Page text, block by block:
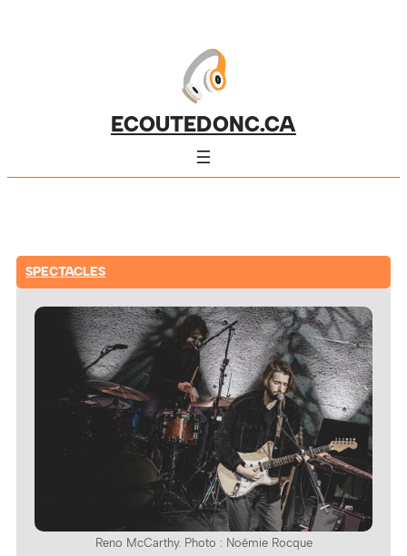
ECOUTEDONC.CA
SPECTACLES
Reno McCarthy. Photo : Noémie Rocque